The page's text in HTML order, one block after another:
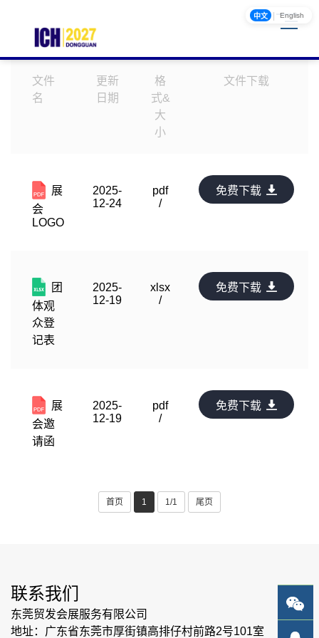
中文 | English
文件
名
更新
日期
格
式&
大
小
文件下载
展
会
LOGO
2025-
12-24
pdf
/
免费下载
团
体观
众登
记表
2025-
12-19
xlsx
/
免费下载
展
会邀
请函
2025-
12-19
pdf
/
免费下载
首页 1 1/1 尾页
联系我们
东莞贸发会展服务有限公司
地址：广东省东莞市厚街镇高排仔村前路2号101室